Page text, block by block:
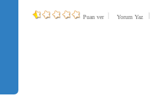
Puan ver Yorum Yaz